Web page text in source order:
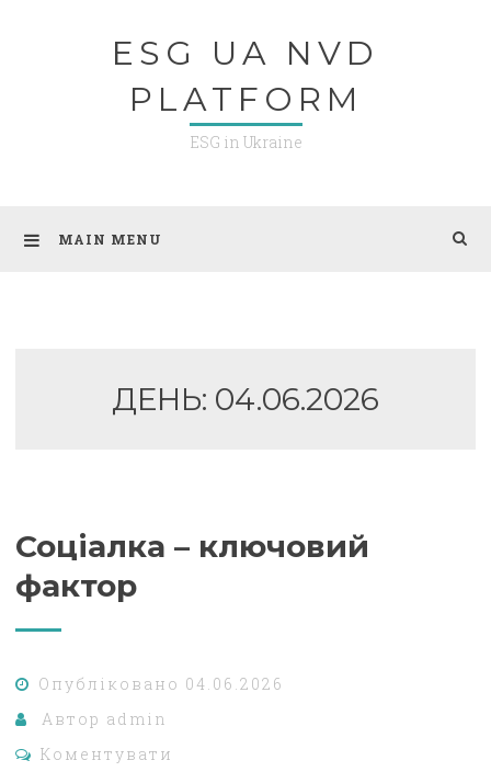
ESG UA NVD
PLATFORM
ESG in Ukraine
MAIN MENU
ДЕНЬ: 04.06.2026
Соціалка – ключовий
фактор
Опубліковано 04.06.2026
Автор admin
Коментувати